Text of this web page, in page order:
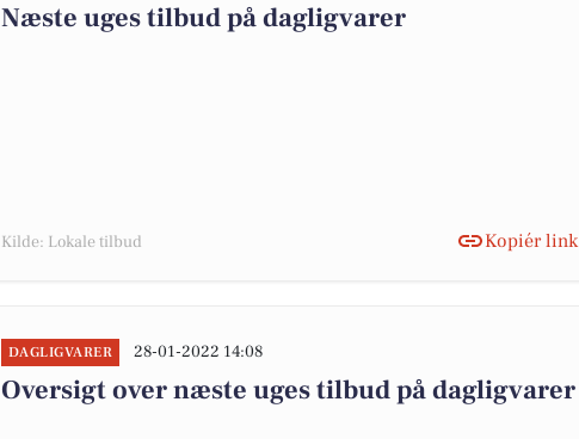
Næste uges tilbud på dagligvarer
Kilde: Lokale tilbud Kopiér link
DAGLIGVARER 28-01-2022 14:08
Oversigt over næste uges tilbud på dagligvarer